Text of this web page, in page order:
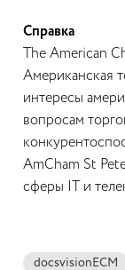
Справка
The American
Американская
интересы
вопросам
AmCham St
сферы IT и
docsvisionECM